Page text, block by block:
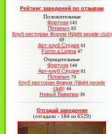
Рейтинг заведений по отзывам
Положительные
Фортуна 143
Потапыч 83
Клуб ресторан Форум (Night people club)
69
Арт-клуб Студия 61
Forno a Legna 47
Отрицательные
Фортуна 144
Арт-клуб Студия 81
Потапыч 79
Клуб ресторан Форум (Night people
club) 44
Новый Вавилон 39
Отгадай заведение
(отгадало - 184 из 6529)